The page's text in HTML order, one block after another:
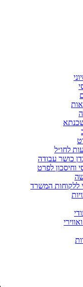
לחו״ל
כושר עבודה
וחיסכון לפרט
ללקוחות המשרד